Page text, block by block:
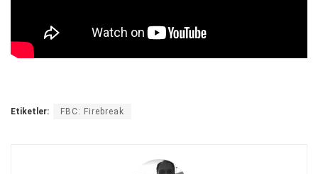
Etiketler: FBC: Firebreak